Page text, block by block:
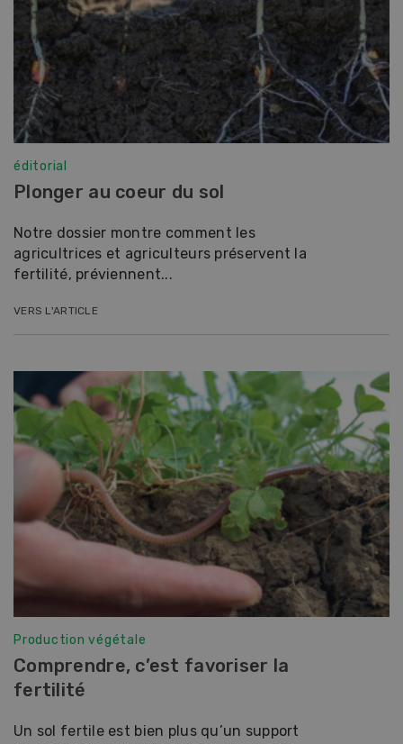
éditorial
Plonger au coeur du sol
Notre dossier montre comment les
agricultrices et agriculteurs préservent la
fertilité, préviennent...
VERS L'ARTICLE
Production végétale
Comprendre, c’est favoriser la
fertilité
Un sol fertile est bien plus qu’un support